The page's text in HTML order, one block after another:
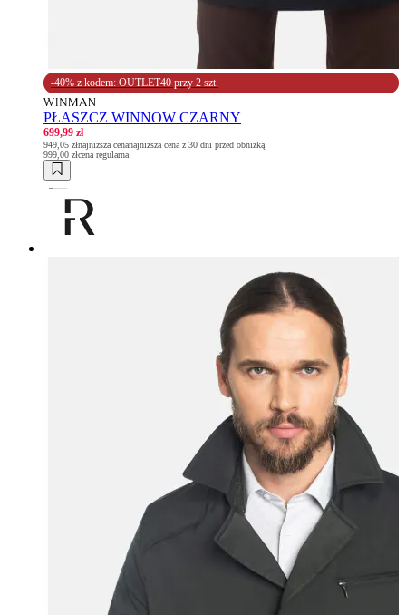
-40% z kodem: OUTLET40 przy 2 szt.
PŁASZCZ WINNOW CZARNY
699,99 zł
najniższa cena z 30 dni przed obniżką
najniższa cena
949,05 zł
cena regularna
999,00 zł